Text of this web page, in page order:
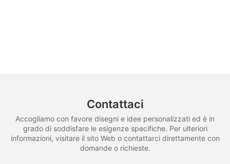
Contattaci
Accogliamo con favore disegni e idee personalizzati ed è in
grado di soddisfare le esigenze specifiche. Per ulteriori
informazioni, visitare il sito Web o contattarci direttamente con
domande o richieste.